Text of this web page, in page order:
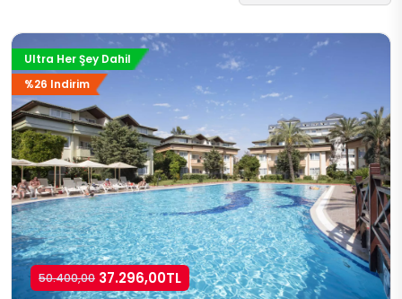
Ultra Her Şey Dahil
%26 Indirim
50.400,00 37.296,00TL